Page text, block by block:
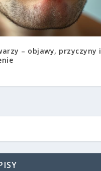
– objawy, przyczyny i